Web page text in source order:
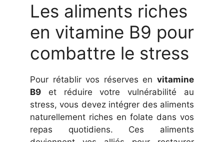
Les aliments riches
en vitamine B9 pour
combattre le stress
Pour rétablir vos réserves en vitamine
B9 et réduire votre vulnérabilité au
stress, vous devez intégrer des aliments
naturellement riches en folate dans vos
repas quotidiens. Ces aliments